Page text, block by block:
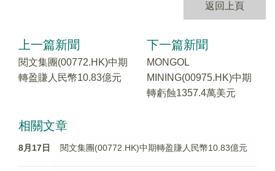
返回上頁
上一篇新聞
閱文集團(00772.HK)中期
轉盈賺人民幣10.83億元
下一篇新聞
MONGOL
MINING(00975.HK)中期
轉虧蝕1357.4萬美元
相關文章
8月17日 閱文集團(00772.HK)中期轉盈賺人民幣10.83億元